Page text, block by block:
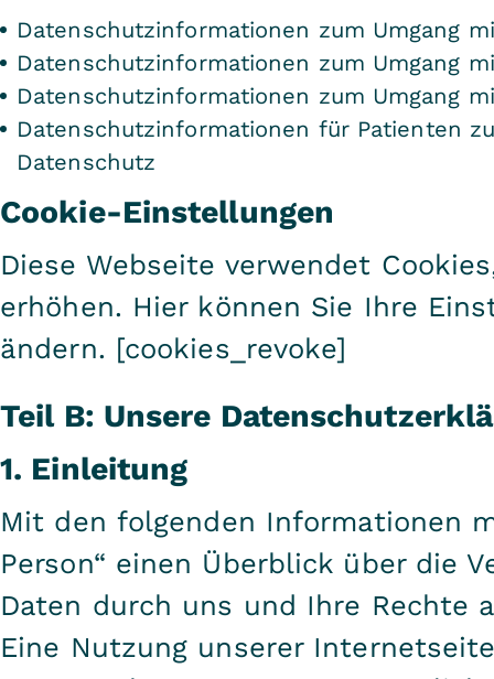
Datenschutzinformationen zum Umgang
Datenschutzinformationen zum Umgang
Datenschutzinformationen zum Umgang
Datenschutzinformationen für Patienten
Datenschutz
Cookie-Einstellungen
Diese Webseite verwendet
erhöhen. Hier können Sie Ihre
ändern. [cookies_revoke]
Teil B: Unsere
1. Einleitung
Mit den folgenden Informationen
Person“ einen Überblick über die
Daten durch uns und Ihre Rechte
Eine Nutzung unserer